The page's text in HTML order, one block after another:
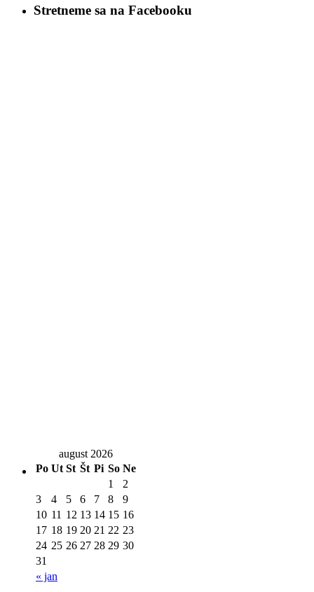
Stretneme sa na Facebooku
august 2026
Po Ut St Št Pi So Ne
« jan
1
2
3
4 5 6 7 8
9
10 11 12 13 14 15 16
17 18 19 20 21 22 23
24 25 26 27 28 29 30
31